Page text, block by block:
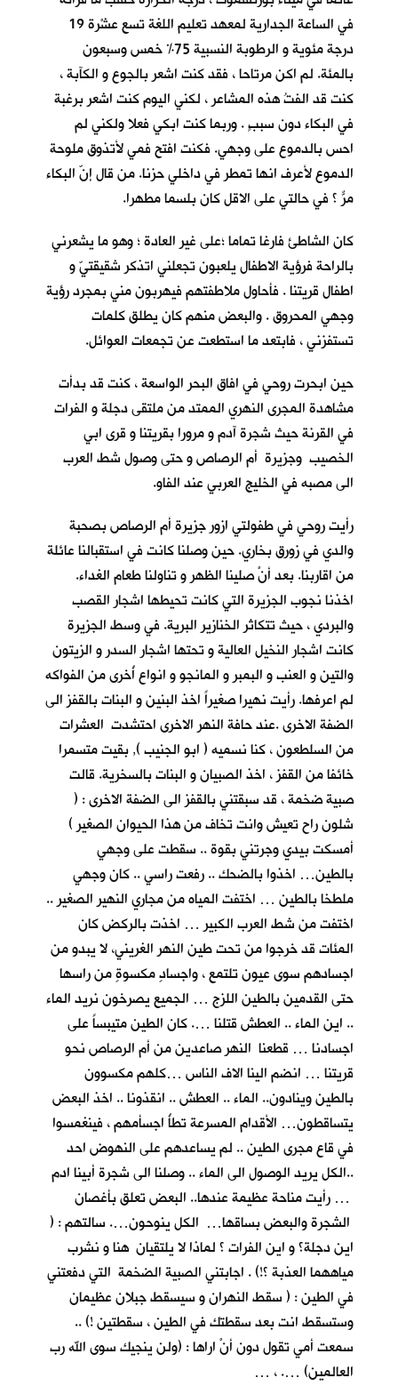
في الساعة الجدارية لمعهد تعليم اللغة تسع عشْرة 19
درجة مئوية و الرطوبة النسبية 75% خمس وسبعون
بالمئة. لم اكن مرتاحا ، فقد كنت اشعر بالجوع و الكآبة ،
كنت قد الفتُ هذه المشاعر ، لكني اليوم كنت اشعر برغبة
في البكاء دون سببٍ . وربما كنت ابكي فعلا ولكني لم
احس بالدموع على وجهي. فكنت افتح فمي لأتذوق ملوحة
الدموع لأعرف انها تمطر في داخلي حزنا. من قال إنّ البكاء
مرٌّ ؟ في حالتي على الاقل كان بلسما مطهرا.
كان الشاطئ فارغا تماما ؛على غير العادة ؛ وهو ما يشعرني
بالراحة فرؤية الاطفال يلعبون تجعلني اتذكر شقيقتيّ و
اطفال قريتنا . فأحاول ملاطفتهم فيهربون مني بمجرد رؤية
وجهي المحروق . والبعض منهم كان يطلق كلمات
تستفزني ، فابتعد ما استطعت عن تجمعات العوائل.
حين ابحرت روحي في افاق البحر الواسعة ، كنت قد بدأت
مشاهدة المجرى النهري الممتد من ملتقى دجلة و الفرات
في القرنة حيث شجرة آدم و مرورا بقريتنا و قرى ابي
الخصيب وجزيرة أم الرصاص و حتى وصول شط العرب
الى مصبه في الخليج العربي عند الفاو.
رأيت روحي في طفولتي ازور جزيرة أم الرصاص بصحبة
والدي في زورق بخاري. حين وصلنا كانت في استقبالنا عائلة
من اقاربنا. بعد أنْصلينا الظهر و تناولنا طعام الغداء.
اخذنا نجوب الجزيرة التي كانت تحيطها اشجار القصب
والبردي ، حيث تتكاثر الخنازير البرية. في وسط الجزيرة
كانت اشجار النخيل العالية و تحتها اشجار السدر و الزيتون
والتين و العنب و البمبر و المانجو و انواع أُخرى من الفواكه
لم اعرفها. رأيت نهيرا صغيراً اخذ البنين و البنات بالقفز الى
الضفة الاخرى .عند حافة النهر الاخرى احتشدت العشرات
من السلطعون ، كنا نسميه ( ابو الجنيب ), بقيت متسمرا
خائفا من القفز ، اخذ الصبيان و البنات بالسخرية. قالت
صبية ضخمة ، قد سبقتني بالقفز الى الضفة الاخرى : (
شلون راح تعيش وانت تخاف من هذا الحيوان الصغير )
أمسكت بيدي وجرتني بقوة .. سقطت على وجهي
بالطين… اخذوا بالضحك .. رفعت راسي .. كان وجهي
ملطخا بالطين … اختفت المياه من مجاري النهير الصغير ..
اختفت من شط العرب الكبير … اخذت بالركض كان
المئات قد خرجوا من تحت طين النهر الغريني، لا يبدو من
اجسادهم سوى عيون تلتمع ، واجسادٍ مكسوةٍ من راسها
حتى القدمين بالطين اللزج … الجميع يصرخون نريد الماء
.. اين الماء .. العطش قتلنا …. كان الطين متيبساً على
اجسادنا … قطعنا النهر صاعدين من أم الرصاص نحو
قريتنا … انضم الينا الاف الناس …كلهم مكسوون
بالطين وينادون.. الماء .. العطش .. انقذونا .. اخذ البعض
يتساقطون… الأقدام المسرعة تطأُ اجسأمهم ، فينغمسوا
في قاع مجرى الطين .. لم يساعدهم على النهوض احد
..الكل يريد الوصول الى الماء .. وصلنا الى شجرة أبينا ادم
… رأيت مناحة عظيمة عندها.. البعض تعلق بأغصان
الشجرة والبعض بساقها… الكل ينوحون…. سالتهم : (
اين دجلة؟ و اين الفرات ؟ لماذا لا يلتقيان هنا و نشرب
مياههما العذبة ؟!) . اجابتني الصبية الضخمة التي دفعتني
في الطين : ( سقط النهران و سيسقط جبلان عظيمان
وستسقط انت بعد سقطتك في الطين ، سقطتين !) ..
سمعت أمي تقول دون أنْ اراها : (ولن ينجيك سوى الله رب
العالمين) …. ، …